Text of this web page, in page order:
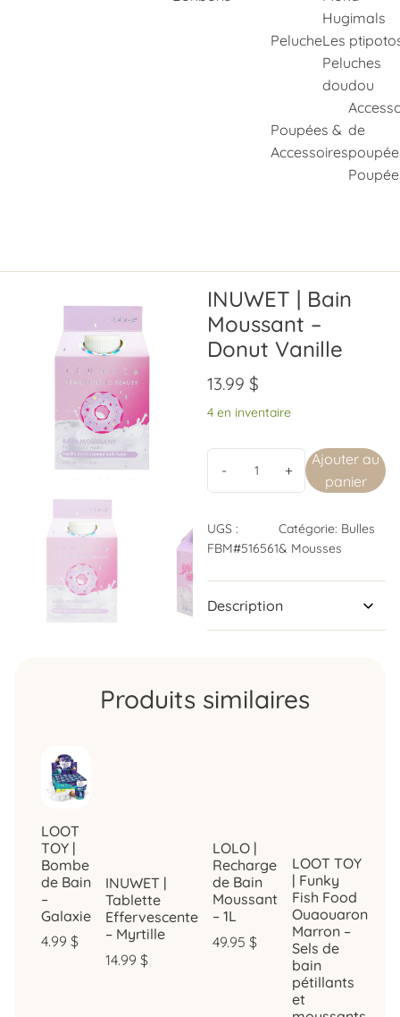
Peluche
Hugimals
Les
Peluches
doudou
Poupées &
Accessoires
de
INUWET | Bain
Moussant –
Donut Vanille
13.99$
4 en inventaire
Ajouter au
panier
UGS :
FBM#516561
Catégorie: Bulles
& Mousses
Description
Produits similaires
LOOT
TOY |
Bombe
de Bain
–
Galaxie
4.99 $
INUWET |
Tablette
Effervescente
– Myrtille
14.99 $
LOLO |
Recharge
de Bain
Moussant
– 1L
49.95 $
LOOT TOY
| Funky
Fish Food
Ouaouaron
Marron –
Sels de
bain
pétillants
et